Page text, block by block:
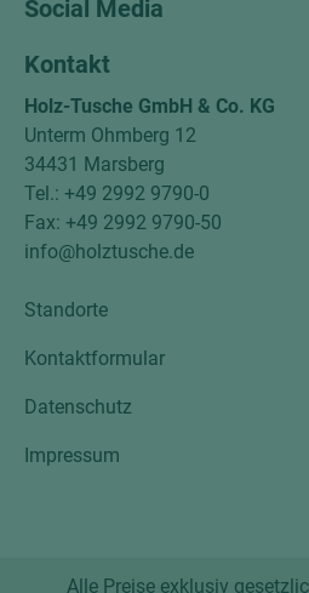
Social Media
Kontakt
Holz-Tusche GmbH & Co. KG
Unterm Ohmberg 12
34431 Marsberg
Tel.: +49 2992 9790-0
Fax: +49 2992 9790-50
info@holztusche.de
Standorte
Kontaktformular
Datenschutz
Impressum
Alle Preise exklusiv